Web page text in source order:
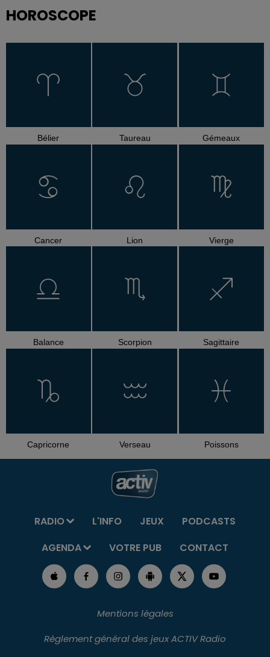
HOROSCOPE
Bélier Taureau Gémeaux
Cancer Lion Vierge
Balance Scorpion Sagittaire
Capricorne Verseau Poissons
RADIO L'INFO JEUX
PODCASTS
AGENDA
VOTRE PUB CONTACT
Mentions légales
Règlement général des jeux ACTIV Radio